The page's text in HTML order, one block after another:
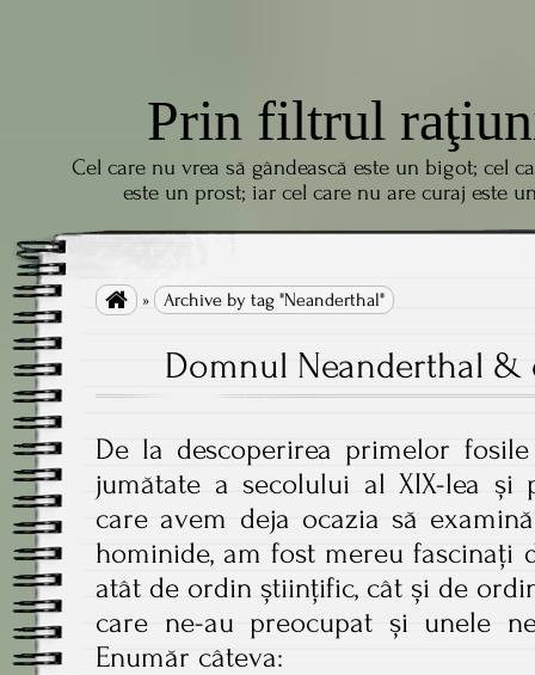
Prin filtrul
Cel care nu vrea să gândească este un bigot; cel
este un prost; iar cel care nu are curaj este
 » Archive by tag "Neanderthal"
Domnul Neanderthal &
De la descoperirea primelor
jumătate a secolului al XIX-lea
care avem deja ocazia să
hominide, am fost mereu fascinați
atât de ordin științific, cât și de
care ne-au preocupat și unele
Enumăr câteva: